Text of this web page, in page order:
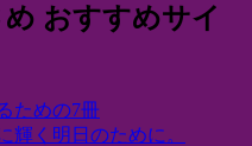
おすすめサイ
ための7冊
輝く明日のために。